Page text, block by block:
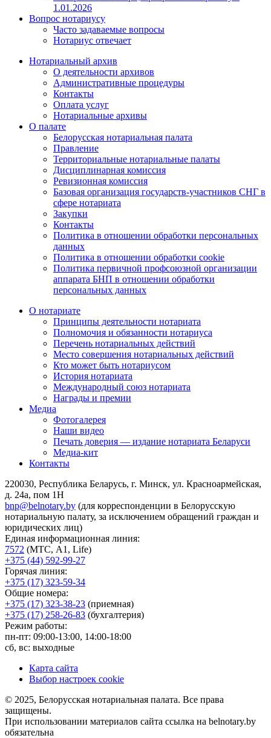
1.01.2026
Вопрос нотариусу
Часто задаваемые вопросы
Нотариус отвечает
Нотариальный архив
О деятельности архивов
Административные процедуры
Контакты
Оплата услуг
Нотариальные архивы
О палате
Белорусская нотариальная палата
Правление
Территориальные нотариальные палаты
Дисциплинарная комиссия
Ревизионная комиссия
Базовая организация государств-участников СНГ в
сфере нотариата
Закупки
Контакты
Политика в отношении обработки персональных
данных
Политика в отношении обработки cookie
Политика первичной профсоюзной организации
аппарата БНП в отношении обработки
персональных данных
О нотариате
Принципы деятельности нотариата
Полномочия и обязанности нотариуса
Перечень нотариальных действий
Место совершения нотариальных действий
Кто может быть нотариусом
История нотариата
Международный союз нотариата
Награды и премии
Медиа
Фотогалерея
Наши видео
Печать доверия — издание нотариата Беларуси
Медиа-кит
Контакты
220030, Республика Беларусь, г. Минск, ул. Красноармейская,
д. 24а, пом 1Н
bnp@belnotary.by (для корреспонденции в Белорусскую
нотариальную палату, за исключением обращений граждан и
юридических лиц)
Единая информационная линия:
7572 (МТС, A1, Life)
+375 (44) 592-99-27
Горячая линия:
+375 (17) 323-59-34
Общие номера:
+375 (17) 323-38-23 (приемная)
+375 (17) 258-26-83 (бухгалтерия)
Режим работы:
пн-пт: 09:00-13:00, 14:00-18:00
сб, вс: выходные
Карта сайта
Выбор настроек cookie
© 2025, Белорусская нотариальная палата. Все права
защищены.
При использовании материалов сайта ссылка на belnotary.by
обязательна